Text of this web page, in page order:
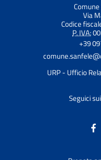
Comune
Via
Codice
P. IVA:
+39
URP - Ufficio
Seguici